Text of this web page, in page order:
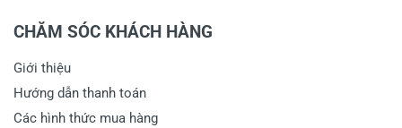
CHĂM SÓC KHÁCH HÀNG
Giới thiệu
Hướng dẫn thanh toán
Các hình thức mua hàng